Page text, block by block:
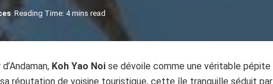
Reading Time: 4 mins read
Koh Yao Noi se dévoile comme une véritable
réputation de voisine touristique, cette île tranquille séduit